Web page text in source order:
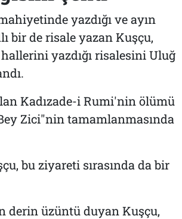
yazdığı ve ayın
bir de risale yazan Kuşçu,
yazdığı risalesini Uluğ
Kadızade-i Rumi'nin ölümü
Zici"nin tamamlanmasında
bu ziyareti sırasında da bir
derin üzüntü duyan Kuşçu,